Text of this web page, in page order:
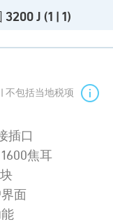
J (1 | 1)
不包括当地税项
插口
焦耳
面